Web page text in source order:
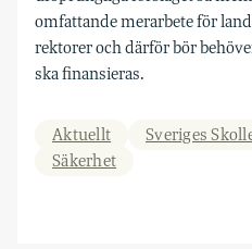
omfattande merarbete för
rektorer och därför bör
ska finansieras.
Aktuellt Sveriges
Säkerhet